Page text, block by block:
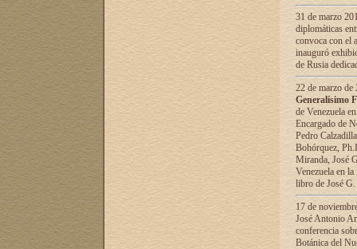
31 de marzo
diplomáticas
convoca con el
inauguró
de Rusia
22 de marzo
Generalísimo
de Venezuela
Encargado de
Pedro
Bohórquez,
Miranda, José
Venezuela en
libro de José
17 de
José Antonio
conferencia
Botánica del